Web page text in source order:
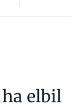
elbil